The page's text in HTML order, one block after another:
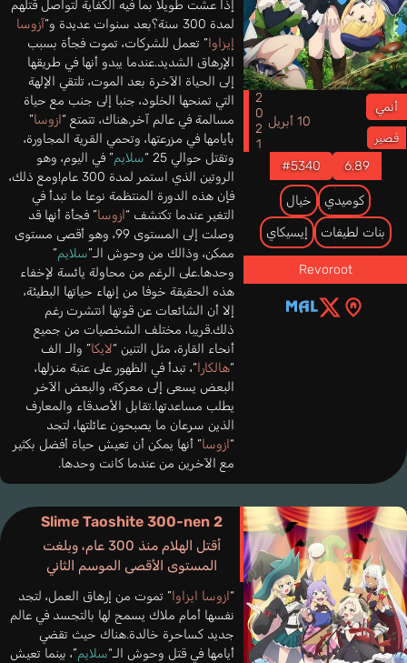
أنمي
قصير
10 أبريل 2021
6.89
#5340
كوميدي خيال
بنات لطيفات إيسيكاي
Revoroot
إذا عشت طويلا بما فيه الكفاية لتواصل قتلهم
لمدة 300 سنة؟بعد سنوات عديدة و”
آزوسا
إيزاوا” تعمل للشركات، تموت فجأة بسبب
الإرهاق الشديد.عندما يبدو أنها في طريقها
إلى الحياة الآخرة بعد الموت، تلتقي الإلهة
التي تمنحها الخلود، جنبا إلى جنب مع حياة
مسالمة في عالم آخر.هناك، تتمتع “ازوسا”
بأيامها في مزرعتها، وتحمي القرية المجاورة،
وتقتل حوالي 25 “
سلايم” في اليوم، وهو
الروتين الذي استمر لمدة 300 عام!ومع ذلك،
فإن هذه الدورة المنتظمة نوعا ما تبدأ في
التغير عندما تكتشف “ازوسا” فجأة أنها قد
وصلت إلى المستوى 99، وهو أقصى مستوى
ممكن، وذالك من وحوش الـ”سلايم”
وحدها.على الرغم من محاولة يائسة لإخفاء
هذه الحقيقة خوفا من إنهاء حياتها البطيئة،
إلا أن الشائعات عن قوتها انتشرت رغم
ذلك.قريبا، مختلف الشخصيات من جميع
أنحاء القارة، مثل التنين “لايكا” والـ الف
“هالكارا“، تبدأ في الظهور على عتبة منزلها،
البعض يسعى إلى معركة، والبعض الآخر
يطلب مساعدتها.تقابل الأصدقاء والمعارف
الذين سرعان ما يصبحون عائلتها، لتجد
“ازوسا” أنها يمكن أن تعيش حياة أفضل بكثير
مع الآخرين من عندما كانت وحدها.
Slime Taoshite 300-nen 2
أقتل الهلام منذ 300 عام، وبلغت
المستوى الأقصى الموسم الثاني
“ازوسا ايزاوا” تموت من إرهاق العمل، لتجد
نفسها أمام ملاك يسمح لها بالتجسد في عالم
جديد كساحرة خالدة.هناك حيث تقضي
أيامها في قتل وحوش الـ“سلايم”، بينما تعيش